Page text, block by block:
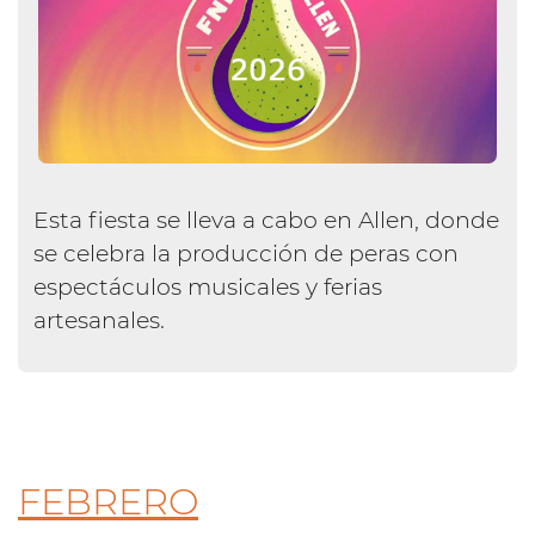
Esta fiesta se lleva a cabo en Allen, donde
se celebra la producción de peras con
espectáculos musicales y ferias
artesanales.
FEBRERO